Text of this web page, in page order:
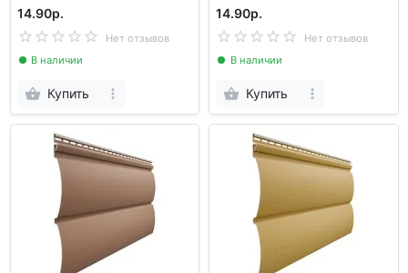
14.90р.
Нет отзывов
В наличии
Купить
14.90р.
Нет отзывов
В наличии
Купить